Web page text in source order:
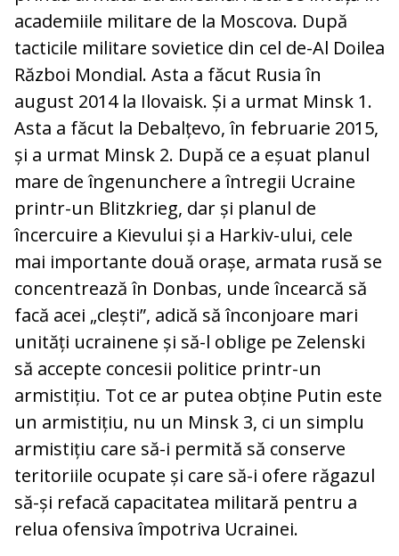
academiile militare de la Moscova. După
tacticile militare sovietice din cel de-Al Doilea
Război Mondial. Asta a făcut Rusia în
august 2014 la Ilovaisk. Și a urmat Minsk 1.
Asta a făcut la Debalțevo, în februarie 2015,
și a urmat Minsk 2. După ce a eșuat planul
mare de îngenunchere a întregii Ucraine
printr-un Blitzkrieg, dar și planul de
încercuire a Kievului și a Harkiv-ului, cele
mai importante două orașe, armata rusă se
concentrează în Donbas, unde încearcă să
facă acei „clești”, adică să înconjoare mari
unități ucrainene și să-l oblige pe Zelenski
să accepte concesii politice printr-un
armistițiu. Tot ce ar putea obține Putin este
un armistițiu, nu un Minsk 3, ci un simplu
armistițiu care să-i permită să conserve
teritoriile ocupate și care să-i ofere răgazul
să-și refacă capacitatea militară pentru a
relua ofensiva împotriva Ucrainei.